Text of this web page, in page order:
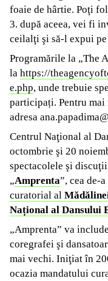
foaie de hârtie. Poţi
3. după aceea, vei fi
ceilalţi şi să-l expui
Programările la „The
la https://
e.php, unde trebuie
participați. Pentru
adresa
Centrul Naţional al
octombrie şi 20
spectacolele şi
„Amprenta”, cea de-
curatorial al
Național al Dansului
„Amprenta” va
coregrafei şi
mai vechi. Iniţiat în
ocazia mandatului